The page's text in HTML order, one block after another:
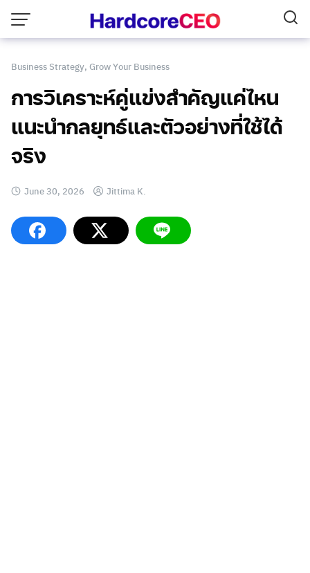
content
Business Strategy, Grow Your Business
การวิเคราะห์คู่แข่งสำคัญแค่ไหน
แนะนำกลยุทธ์และตัวอย่างที่ใช้ได้
จริง
June 30, 2026 Jittima K.